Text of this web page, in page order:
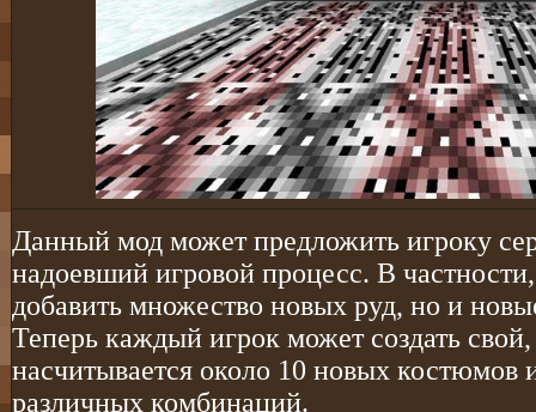
Данный мод может предложить игроку
надоевший игровой процесс. В
добавить множество новых руд, но и
Теперь каждый игрок может создать
насчитывается около 10 новых костюмов
различных комбинаций.